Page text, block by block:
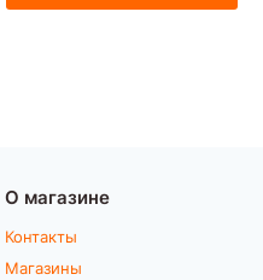
О магазине
Контакты
Магазины